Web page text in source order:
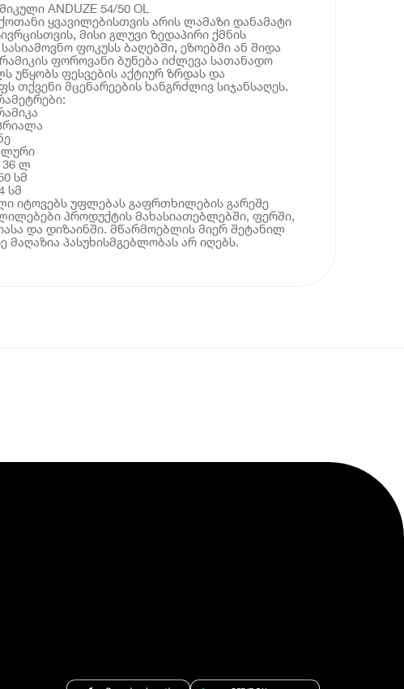
ANDUZE 54/50 OL
ყვავილებისთვის არის ლამაზი დანამატი
მისი გლუვი ზედაპირი ქმნის
ფოკუსს ბაღებში, ეზოებში ან შიდა
ფოროვანი ბუნება იძლევა სათანადო
უწყობს ფესვების აქტიურ ზრდას და
თქვენი მცენარეების ხანგრძლივ სიჯანსაღეს.
36 ლ
სმ
სმ
იტოვებს უფლებას გაფრთხილების გარეშე
პროდუქტის მახასიათებლებში, ფერში,
და დიზაინში. მწარმოებლის მიერ შეტანილ
მაღაზია პასუხისმგებლობას არ იღებს.